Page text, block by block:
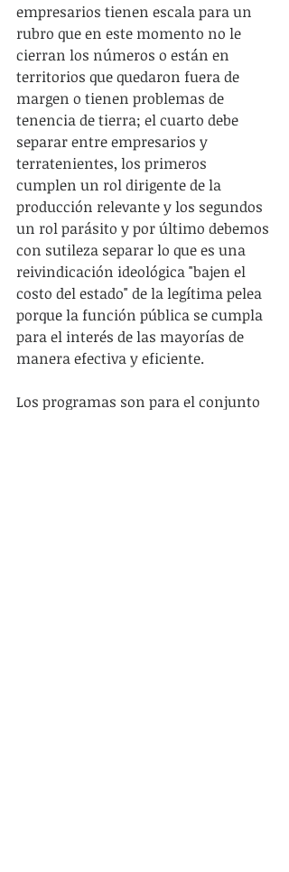
empresarios tienen escala para un
rubro que en este momento no le
cierran los números o están en
territorios que quedaron fuera de
margen o tienen problemas de
tenencia de tierra; el cuarto debe
separar entre empresarios y
terratenientes, los primeros
cumplen un rol dirigente de la
producción relevante y los segundos
un rol parásito y por último debemos
con sutileza separar lo que es una
reivindicación ideológica "bajen el
costo del estado" de la legítima pelea
porque la función pública se cumpla
para el interés de las mayorías de
manera efectiva y eficiente.
Los programas son para el conjunto